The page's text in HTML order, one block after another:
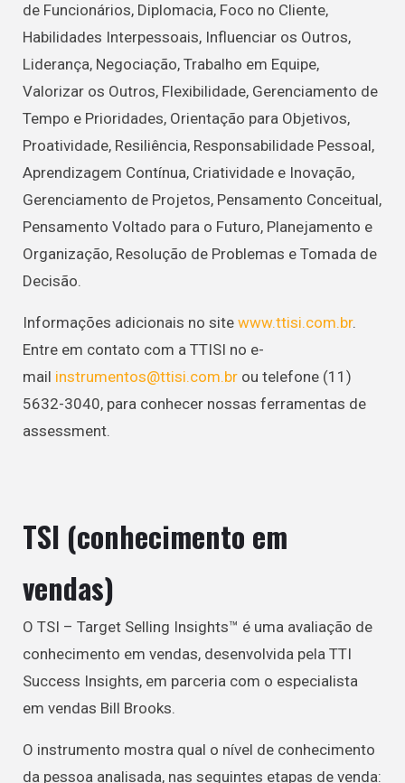
de Funcionários, Diplomacia, Foco no Cliente,
Habilidades Interpessoais, Influenciar os Outros,
Liderança, Negociação, Trabalho em Equipe,
Valorizar os Outros, Flexibilidade, Gerenciamento de
Tempo e Prioridades, Orientação para Objetivos,
Proatividade, Resiliência, Responsabilidade Pessoal,
Aprendizagem Contínua, Criatividade e Inovação,
Gerenciamento de Projetos, Pensamento Conceitual,
Pensamento Voltado para o Futuro, Planejamento e
Organização, Resolução de Problemas e Tomada de
Decisão.
Informações adicionais no site www.ttisi.com.br.
Entre em contato com a TTISI no e-
mail instrumentos@ttisi.com.br ou telefone (11)
5632-3040, para conhecer nossas ferramentas de
assessment.
TSI (conhecimento em
vendas)
O TSI – Target Selling Insights™ é uma avaliação de
conhecimento em vendas, desenvolvida pela TTI
Success Insights, em parceria com o especialista
em vendas Bill Brooks.
O instrumento mostra qual o nível de conhecimento
da pessoa analisada, nas seguintes etapas de venda: